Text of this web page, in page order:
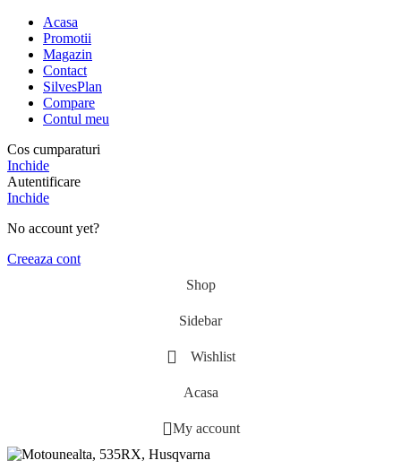
Acasa
Promotii
Magazin
Contact
SilvesPlan
Compare
Contul meu
Cos cumparaturi
Inchide
Autentificare
Inchide
No account yet?
Creeaza cont
Shop
Sidebar
Wishlist
Acasa
My account